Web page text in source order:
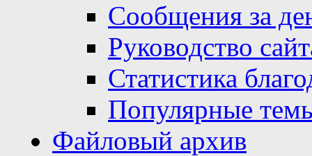
Сообщения за
Руководство
Статистика
Популярные
Файловый архив